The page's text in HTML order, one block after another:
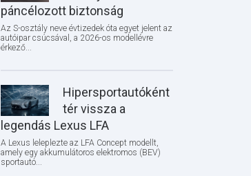
páncélozott biztonság
Az S-osztály neve évtizedek óta egyet jelent az
autóipar csúcsával, a 2026-os modellévre
érkező...
Hipersportautóként
tér vissza a
legendás Lexus LFA
A Lexus leleplezte az LFA Concept modellt,
amely egy akkumulátoros elektromos (BEV)
sportautó...